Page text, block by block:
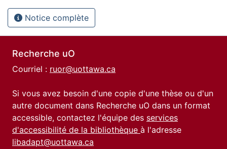
Notice complète
Recherche uO
Courriel : ruor@uottawa.ca
Si vous avez besoin d'une copie d'une thèse ou d'un
autre document dans Recherche uO dans un format
accessible, contactez l'équipe des services
d'accessibilité de la bibliothèque à l'adresse
libadapt@uottawa.ca